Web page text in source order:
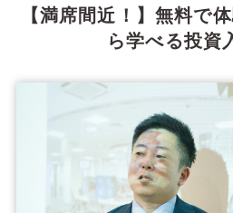
【満席間近！】無料で
ら学べる投資